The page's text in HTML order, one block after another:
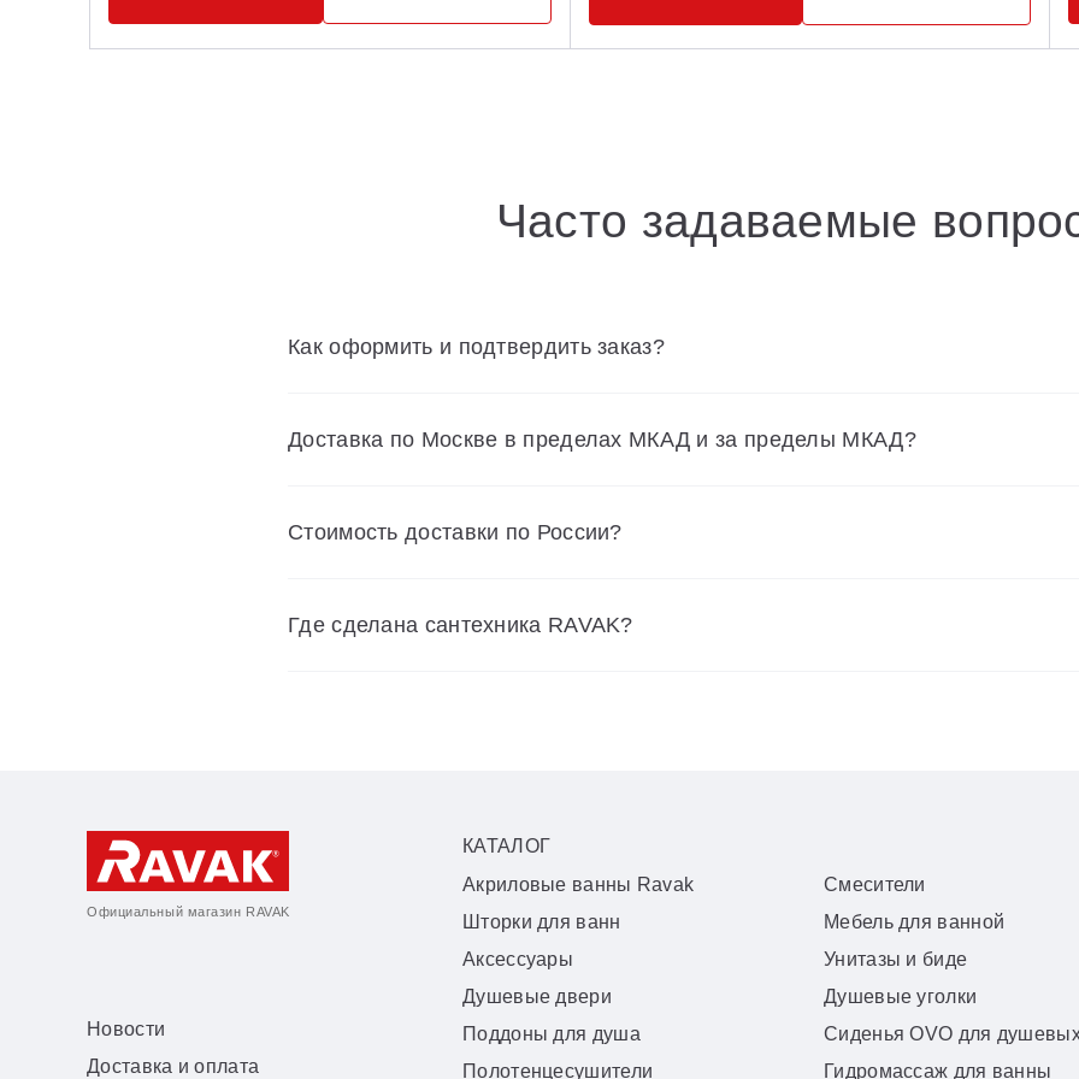
Часто задаваемые
Как оформить и подтвердить заказ?
Доставка по Москве в пределах МКАД и за пределы МКАД?
Cтоимость доставки по России?
Где сделана сантехника RAVAK?
Официальный магазин RAVAK
Новости
Доставка и оплата
КАТАЛОГ
Акриловые ванны Ravak
Смесители
Шторки для ванн
Мебель для ванной
Аксессуары
Унитазы и биде
Душевые двери
Душевые уголки
Поддоны для душа
Сиденья OVO для
Полотенцесушители
Гидромассаж для ванны